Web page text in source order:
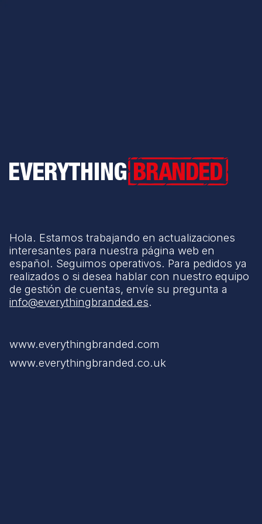
Everything Branded
Hola. Estamos trabajando en actualizaciones
interesantes para nuestra página web en
español. Seguimos operativos. Para pedidos ya
realizados o si desea hablar con nuestro equipo
de gestión de cuentas, envíe su pregunta a
info@everythingbranded.es.
www.everythingbranded.com
www.everythingbranded.co.uk